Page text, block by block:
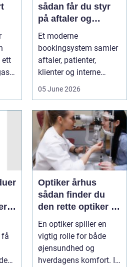
ett
sådan får du styr
på aftaler og
arbejdsgange
Et moderne
bookingsystem samler
aftaler, patienter,
klienter og interne
05 June 2026
få
Optiker århus
sådan finder du
den rette optiker i
byen
En optiker spiller en
vigtig rolle for både
øjensundhed og
hverdagens komfort. I